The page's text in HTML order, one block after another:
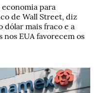
economia para
de Wall Street, diz
dólar mais fraco e a
EUA favorecem os